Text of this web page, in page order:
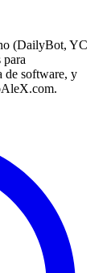
(DailyBot, YC
para
de software, y